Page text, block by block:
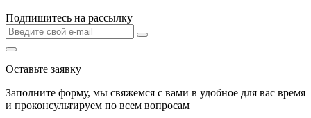
Подпишитесь на рассылку
Оставьте заявку
Заполните форму, мы свяжемся с вами в удобное для вас время
и проконсультируем по всем вопросам